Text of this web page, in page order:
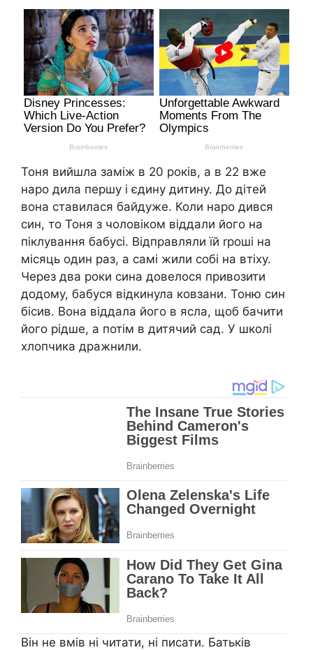
Тоня вийшла заміж в 20 років, а в 22 вже
наро дила першу і єдину дитину. До дітей
вона ставилася байдуже. Коли наро дився
син, то Тоня з чоловіком віддали його на
піклування бабусі. Відправляли їй rроші на
місяць один раз, а самі жили собі на втіху.
Через два роки сина довелося привозити
додому, бабуся відкинула ковзани. Тоню син
бісив. Вона віддала його в ясла, щоб бачити
його рідше, а потім в дитячий сад. У школі
хлопчика дражнили.
Він не вмів ні читати, ні писати. Батьків